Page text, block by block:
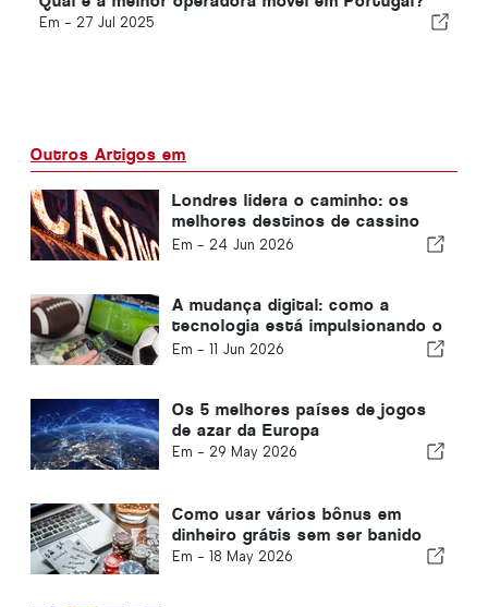
Em - 27 Jul 2025
Outros Artigos em
Londres lidera o caminho: os
melhores destinos de cassino
da Europa para viajantes
Em - 24 Jun 2026
A mudança digital: como a
tecnologia está impulsionando o
boom das apostas esportivas
Em - 11 Jun 2026
Os 5 melhores países de jogos
de azar da Europa
Em - 29 May 2026
Como usar vários bônus em
dinheiro grátis sem ser banido
Em - 18 May 2026